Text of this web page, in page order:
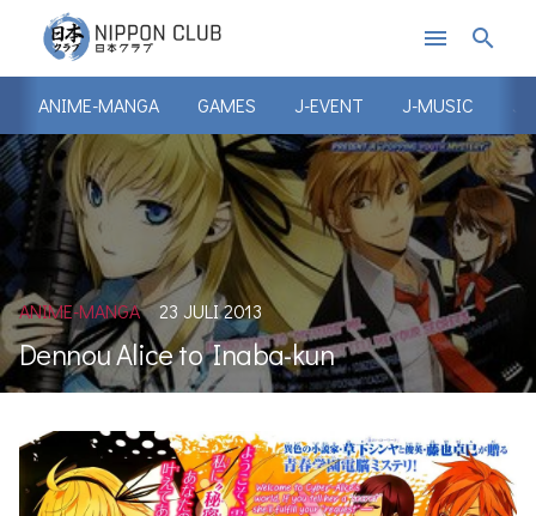
menu search
ANIME-MANGA GAMES J-EVENT J-MUSIC J-
ANIME-MANGA 23 JULI 2013
Dennou Alice to Inaba-kun